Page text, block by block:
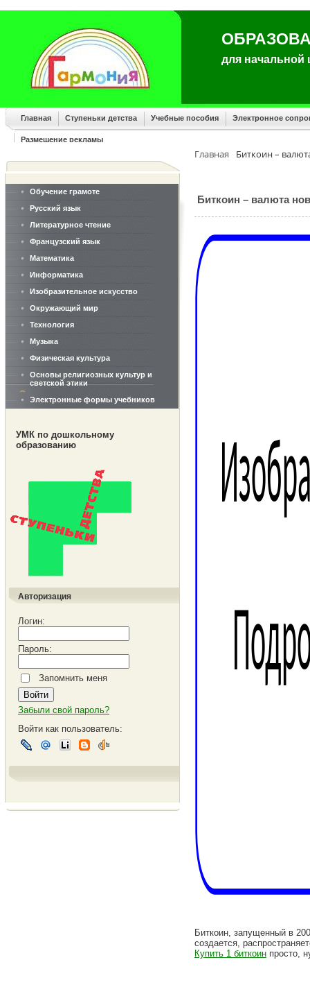
для
Главная Ступеньки детства Учебные пособия Электронное
Размещение рекламы
Обучение грамоте
Русский язык
Литературное чтение
Французский язык
Математика
Информатика
Изобразительное искусство
Окружающий мир
Технология
Музыка
Физическая культура
Основы религиозных культур и
светской этики
Электронные формы учебников
УМК по дошкольному
образованию
Авторизация
Логин:
Пароль:
Запомнить меня
Забыли свой пароль?
Войти как пользователь:
Главная Биткоин –
Биткоин – валюта
Биткоин, запущенный в
создается,
Купить 1 биткоин просто,